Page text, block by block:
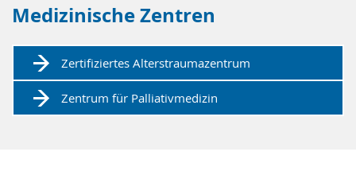
Medizinische Zentren
Zertifiziertes Alterstraumazentrum
Zentrum für Palliativmedizin